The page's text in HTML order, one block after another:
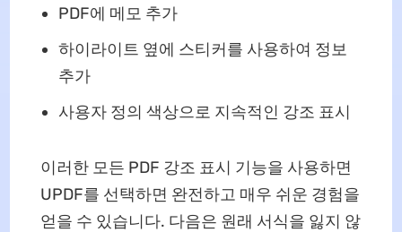
PDF에 메모 추가
하이라이트 옆에 스티커를 사용하여 정보
추가
사용자 정의 색상으로 지속적인 강조 표시
이러한 모든 PDF 강조 표시 기능을 사용하면
UPDF를 선택하면 완전하고 매우 쉬운 경험을
얻을 수 있습니다. 다음은 원래 서식을 잃지 않